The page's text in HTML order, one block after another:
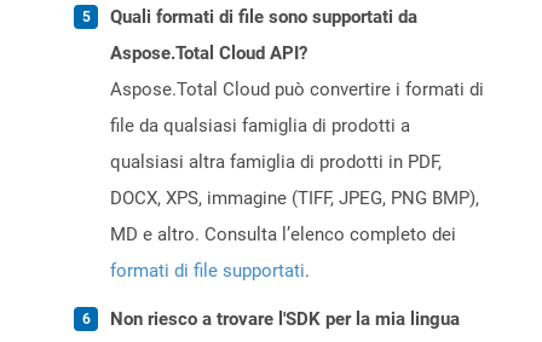
Quali formati di file sono supportati da
Aspose.Total Cloud API?
Aspose.Total Cloud può convertire i formati di
file da qualsiasi famiglia di prodotti a
qualsiasi altra famiglia di prodotti in PDF,
DOCX, XPS, immagine (TIFF, JPEG, PNG BMP),
MD e altro. Consulta l’elenco completo dei
formati di file supportati.
Non riesco a trovare l'SDK per la mia lingua